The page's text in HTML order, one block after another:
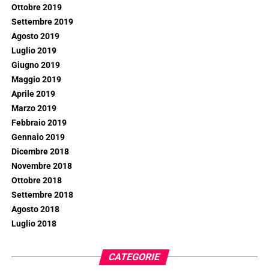
Ottobre 2019
Settembre 2019
Agosto 2019
Luglio 2019
Giugno 2019
Maggio 2019
Aprile 2019
Marzo 2019
Febbraio 2019
Gennaio 2019
Dicembre 2018
Novembre 2018
Ottobre 2018
Settembre 2018
Agosto 2018
Luglio 2018
CATEGORIE